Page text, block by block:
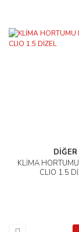
DİĞER
KLİMA
CLIO 1.5